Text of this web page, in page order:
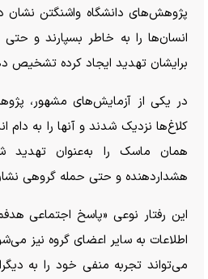
پژوهش‌های دانشگاه واشنگتن نشان
انسان‌ها را به خاطر بسپارند و
برایشان تهدید ایجاد کرده تشخیص
در یکی از آزمایش‌های مشهور،
کلاغ‌ها نزدیک شدند و آنها را به دام
همان ماسک را به‌عنوان تهدید
هشداردهنده و حتی حمله گروهی
این رفتار نوعی «پاسخ اجتماعی
اطلاعات به سایر اعضای گروه نیز
می‌تواند تجربه منفی خود را به